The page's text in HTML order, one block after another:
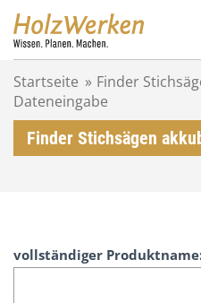
Startseite » Finder
Dateneingabe
Finder Stichsägen
F
i
vollständiger